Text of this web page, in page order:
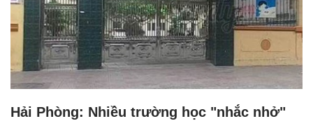
Hải Phòng: Nhiều trường học "nhắc nhở"